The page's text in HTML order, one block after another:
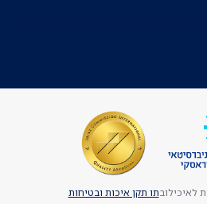
תו תקן איכות ובטיחות